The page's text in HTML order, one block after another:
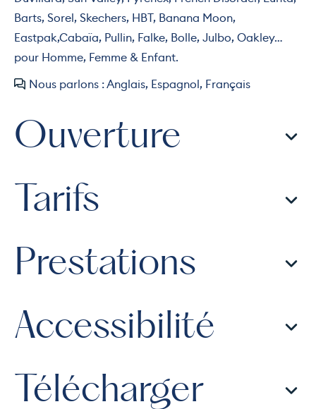
Barts, Sorel, Skechers, HBT, Banana Moon,
Eastpak,Cabaïa, Pullin, Falke, Bolle, Julbo, Oakley…
pour Homme, Femme & Enfant.
Nous parlons : Anglais, Espagnol, Français
Ouverture
Tarifs
Prestations
Accessibilité
Télécharger